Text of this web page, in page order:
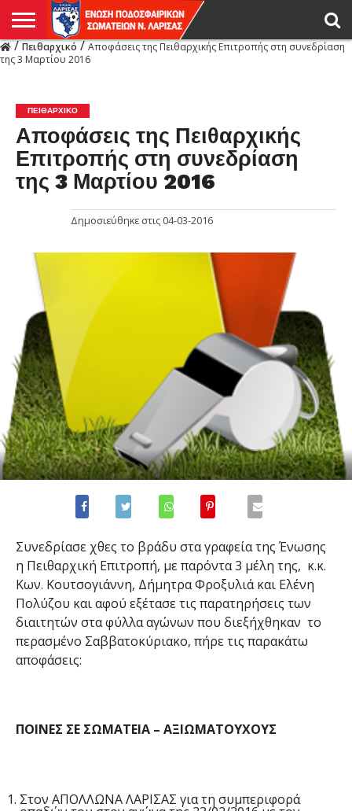
Η
ΕΝΩΣΗ
ΑΓΩΝΙΣΤΙΚΑ
ΜΙΚΤΉ
ΔΙΑΙΤΗΣΙΑ
ΠΡΩΤΑΘΛΗΜΑΤΑ
ΥΠΟΔΟΜΕΣ
ΚΥΠΕΛΛΟ
ΑΜΕΣΑ
LIVE
ΝΕΑ
ΠΡΩΤΑΘΛΗΜΑΤΑ
ΚΥΠΕΛΛΟ
ΥΠΟΔΟΜΕΣ
ΠΕΙΘΑΡΧΙΚΟ
ΜΙΚΤΗ
ΠΑΡΑΤΗΡΗΤΕΣ
ΠΡΟΠΟΝΗΤΕΣ
ΔΙΑΙΤΗΤΕΣ
VIDEO
ΓΕΝΙΚΑ
ΑΦΙΕΡΩΜΑΤΑ
ΕΚΔΗΛΩΣΕΙΣ
ΕΠΙΚΟΙΝΩΝΙΑ
/Πειθαρχικό/Αποφάσεις της Πειθαρχικής Επιτροπής στη συνεδρίαση
της 3 Μαρτίου 2016
ΠΕΙΘΑΡΧΙΚΌ
Αποφάσεις της Πειθαρχικής
Επιτροπής στη συνεδρίαση
της 3 Μαρτίου 2016
Δημοσιεύθηκε στις 04-03-2016
Συνεδρίασε χθες το βράδυ στα γραφεία της Ένωσης
η Πειθαρχική Επιτροπή, με παρόντα 3 μέλη της, κ.κ.
Κων. Κουτσογιάννη, Δήμητρα Φροξυλιά και Ελένη
Πολύζου και αφού εξέτασε τις παρατηρήσεις των
διαιτητών στα φύλλα αγώνων που διεξήχθηκαν το
περασμένο Σαββατοκύριακο, πήρε τις παρακάτω
αποφάσεις:
ΠΟΙΝΕΣ ΣΕ ΣΩΜΑΤΕΙΑ – ΑΞΙΩΜΑΤΟΥΧΟΥΣ
Στον ΑΠΟΛΛΩΝΑ ΛΑΡΙΣΑΣ για τη συμπεριφορά